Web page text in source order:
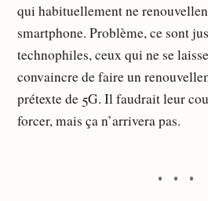
qui habituellement ne
smartphone. Problème, ce sont
technophiles, ceux qui ne se
convaincre de faire un
prétexte de 5G. Il faudrait leur
forcer, mais ça n’arrivera pas.